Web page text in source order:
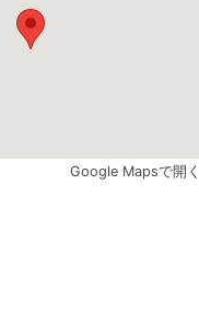
Google Mapsで開く